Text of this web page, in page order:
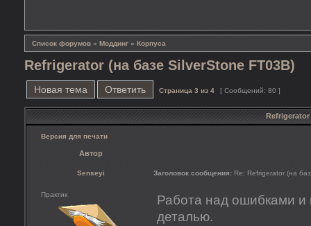
Список форумов » Моддинг » Корпуса
Refrigerator (на базе SilverStone FT03B)
Новая тема Ответить Страница 3 из 4 [ Сообщений: 80 ]
Refrigerator
Версия для печати
Автор
Senseyi Заголовок сообщения: Re: Refrigerator (на
Практик
Работа над ошибками
деталью.